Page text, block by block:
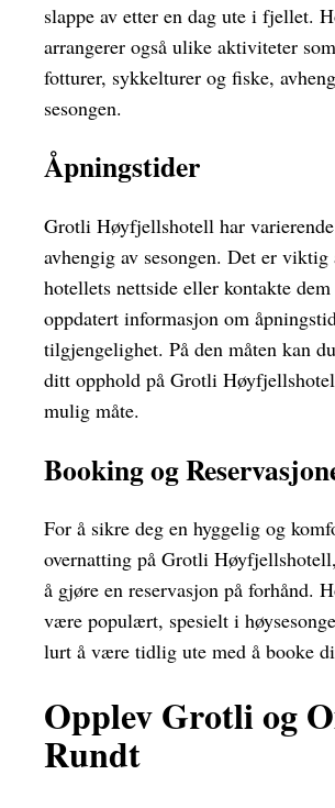
slappe av etter en dag ute i fjellet.
arrangerer også ulike aktiviteter
fotturer, sykkelturer og fiske,
sesongen.
Åpningstider
Grotli Høyfjellshotell har
avhengig av sesongen. Det er viktig
hotellets nettside eller kontakte
oppdatert informasjon om
tilgjengelighet. På den måten kan
ditt opphold på Grotli
mulig måte.
Booking og
For å sikre deg en hyggelig og
overnatting på Grotli
å gjøre en reservasjon på forhånd.
være populært, spesielt i
lurt å være tidlig ute med å booke
Opplev Grotli og
Rundt